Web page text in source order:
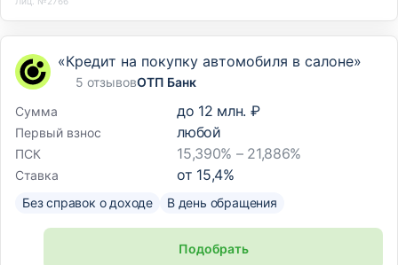
«Кредит на покупку автомобиля в салоне»
5 отзывовОТП Банк
Сумма
до 12 млн. ₽
Первый взнос любой
ПСК 15,390% – 21,886%
Ставка от 15,4%
Без справок о доходе В день обращения
Подобрать